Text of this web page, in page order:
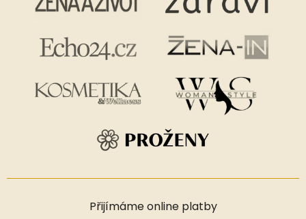
Přijímáme online platby